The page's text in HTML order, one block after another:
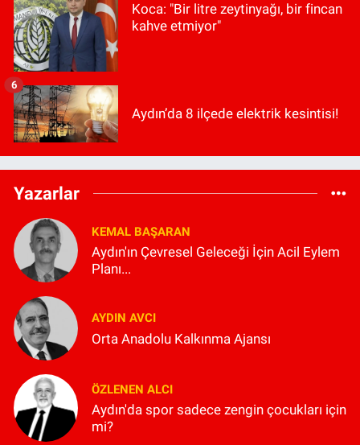
Koca: "Bir litre zeytinyağı, bir fincan
kahve etmiyor"
Aydın’da 8 ilçede elektrik kesintisi!
6
Yazarlar
KEMAL BAŞARAN
Aydın'ın Çevresel Geleceği İçin Acil Eylem
Planı...
AYDIN AVCI
Orta Anadolu Kalkınma Ajansı
ÖZLENEN ALCI
Aydın'da spor sadece zengin çocukları için
mi?